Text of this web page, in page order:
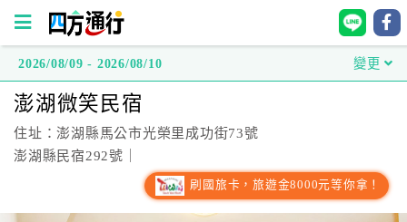
方
通
行
2026/08/09 - 2026/08/10 變更
澎湖微笑民宿
住址：澎湖縣馬公市光榮里成功街73號
澎湖縣民宿292號｜
刷國旅卡，旅遊金8000元等你拿！